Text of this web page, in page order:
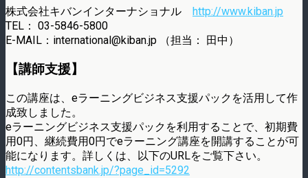
株式会社キバンインターナショナル http://www.kiban.jp
TEL： 03-5846-5800
E-MAIL：international@kiban.jp （担当： 田中）
【講師支援】
この講座は、eラーニングビジネス支援パックを活用して作
成致しました。
eラーニングビジネス支援パックを利用することで、初期費
用0円、継続費用0円でeラーニング講座を開講することが可
能になります。詳しくは、以下のURLをご覧下さい。
http://contentsbank.jp/?page_id=5292